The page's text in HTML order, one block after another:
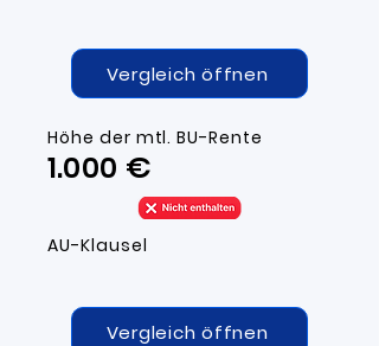
Vergleich öffnen
Höhe der mtl. BU-Rente
1.000 ​€
AU-Klausel
Vergleich öffnen